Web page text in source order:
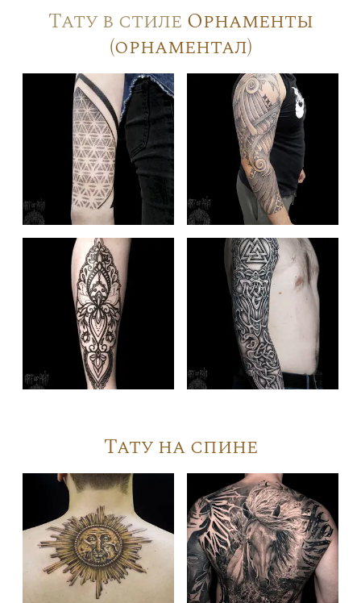
Тату в стиле Орнаменты
(орнаментал)
Тату на спине